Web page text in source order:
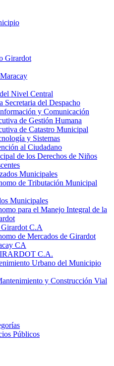
Girardot
Nivel Central
Secretaria del Despacho
y Comunicación
de Gestión Humana
de Catastro Municipal
y Sistemas
al Ciudadano
de los Derechos de Niños
Municipales
de Tributación Municipal
Municipales
para el Manejo Integral de la
Girardot C.A
de Mercados de Girardot
CA
C.A.
Urbano del Municipio
y Construcción Vial
Públicos